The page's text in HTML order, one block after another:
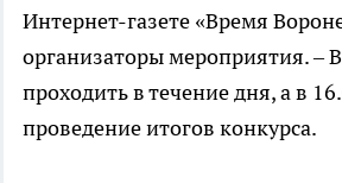
Интернет-газете «Время
организаторы мероприятия. –
проходить в течение дня, а в
проведение итогов конкурса.